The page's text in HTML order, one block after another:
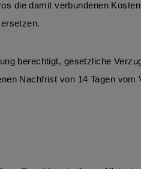
die damit verbundenen
berechtigt, gesetzliche
Nachfrist von 14 Tagen